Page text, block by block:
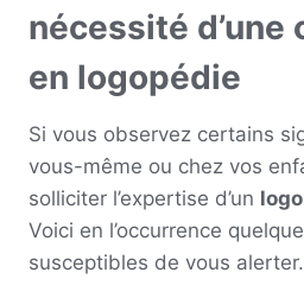
nécessité
en logopédie
Si vous observez certains
vous-même ou chez vos
solliciter l’expertise d’un
Voici en l’occurrence
susceptibles de vous alerter.